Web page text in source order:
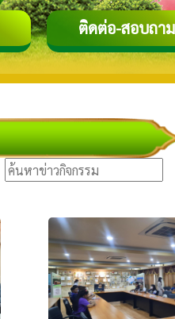
ติดต่อ-สอบถาม